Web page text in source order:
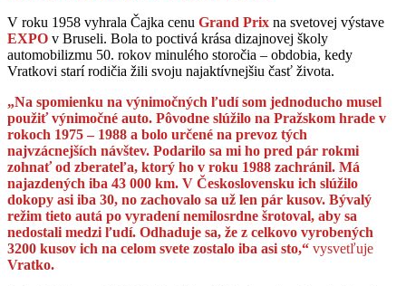
V roku 1958 vyhrala Čajka cenu Grand Prix na svetovej výstave
EXPO v Bruseli. Bola to poctivá krása dizajnovej školy
automobilizmu 50. rokov minulého storočia – obdobia, kedy
Vratkovi starí rodičia žili svoju najaktívnejšiu časť života.
„Na spomienku na výnimočných ľudí som jednoducho musel
použiť výnimočné auto. Pôvodne slúžilo na Pražskom hrade v
rokoch 1975 – 1988 a bolo určené na prevoz tých
najvzácnejších návštev. Podarilo sa mi ho pred pár rokmi
zohnať od zberateľa, ktorý ho v roku 1988 zachránil. Má
najazdených iba 43 000 km. V Československu ich slúžilo
dokopy asi iba 30, no zachovalo sa už len pár kusov. Bývalý
režim tieto autá po vyradení nemilosrdne šrotoval, aby sa
nedostali medzi ľudí. Odhaduje sa, že z celkovo vyrobených
3200 kusov ich na celom svete zostalo iba asi sto,“ vysvetľuje
Vratko.